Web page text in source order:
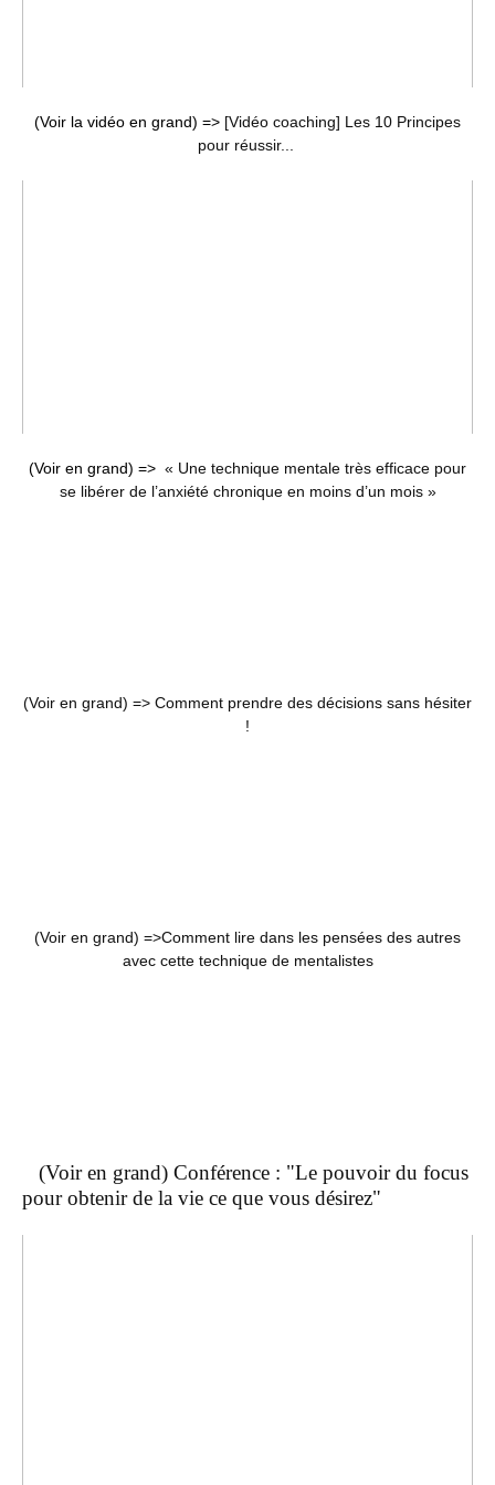
(Voir la vidéo en grand) => [Vidéo coaching] Les 10 Principes
pour réussir...
(Voir en grand) => « Une technique mentale très efficace pour
se libérer de l’anxiété chronique en moins d’un mois »
(Voir en grand) => Comment prendre des décisions sans hésiter
!
(Voir en grand) =>Comment lire dans les pensées des autres
avec cette technique de mentalistes
(Voir en grand) Conférence : "Le pouvoir du focus
pour obtenir de la vie ce que vous désirez"